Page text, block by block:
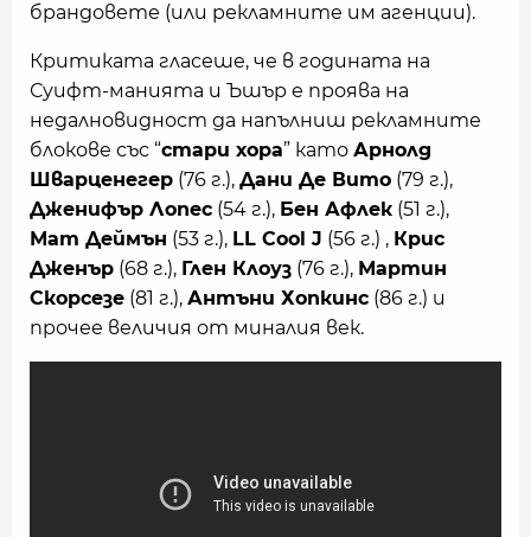
брандовете (или рекламните им агенции).
Критиката гласеше, че в годината на
Суифт-манията и Ъшър е проява на
недалновидност да напълниш рекламните
блокове със “стари хора” като Арнолд
Шварценегер (76 г.), Дани Де Вито (79 г.),
Дженифър Лопес (54 г.), Бен Афлек (51 г.),
Мат Деймън (53 г.), LL Cool J (56 г.) , Крис
Дженър (68 г.), Глен Клоуз (76 г.), Мартин
Скорсезе (81 г.), Антъни Хопкинс (86 г.) и
прочее величия от миналия век.